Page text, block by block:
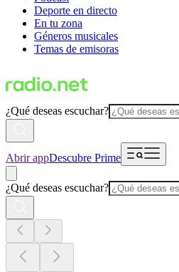
Deporte en directo
En tu zona
Géneros musicales
Temas de emisoras
¿Qué deseas escuchar?
Abrir appDescubre Prime
¿Qué deseas escuchar?